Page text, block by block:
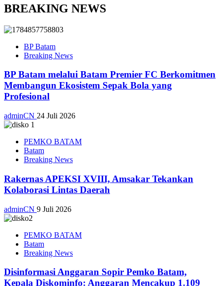
BREAKING NEWS
BP Batam
Breaking News
BP Batam melalui Batam Premier FC Berkomitmen
Membangun Ekosistem Sepak Bola yang
Profesional
adminCN 24 Juli 2026
PEMKO BATAM
Batam
Breaking News
Rakernas APEKSI XVIII, Amsakar Tekankan
Kolaborasi Lintas Daerah
adminCN 9 Juli 2026
PEMKO BATAM
Batam
Breaking News
Disinformasi Anggaran Sopir Pemko Batam,
Kepala Diskominfo: Anggaran Mencakup 1.109